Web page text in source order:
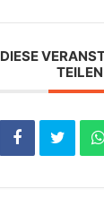
DIESE
TEILEN